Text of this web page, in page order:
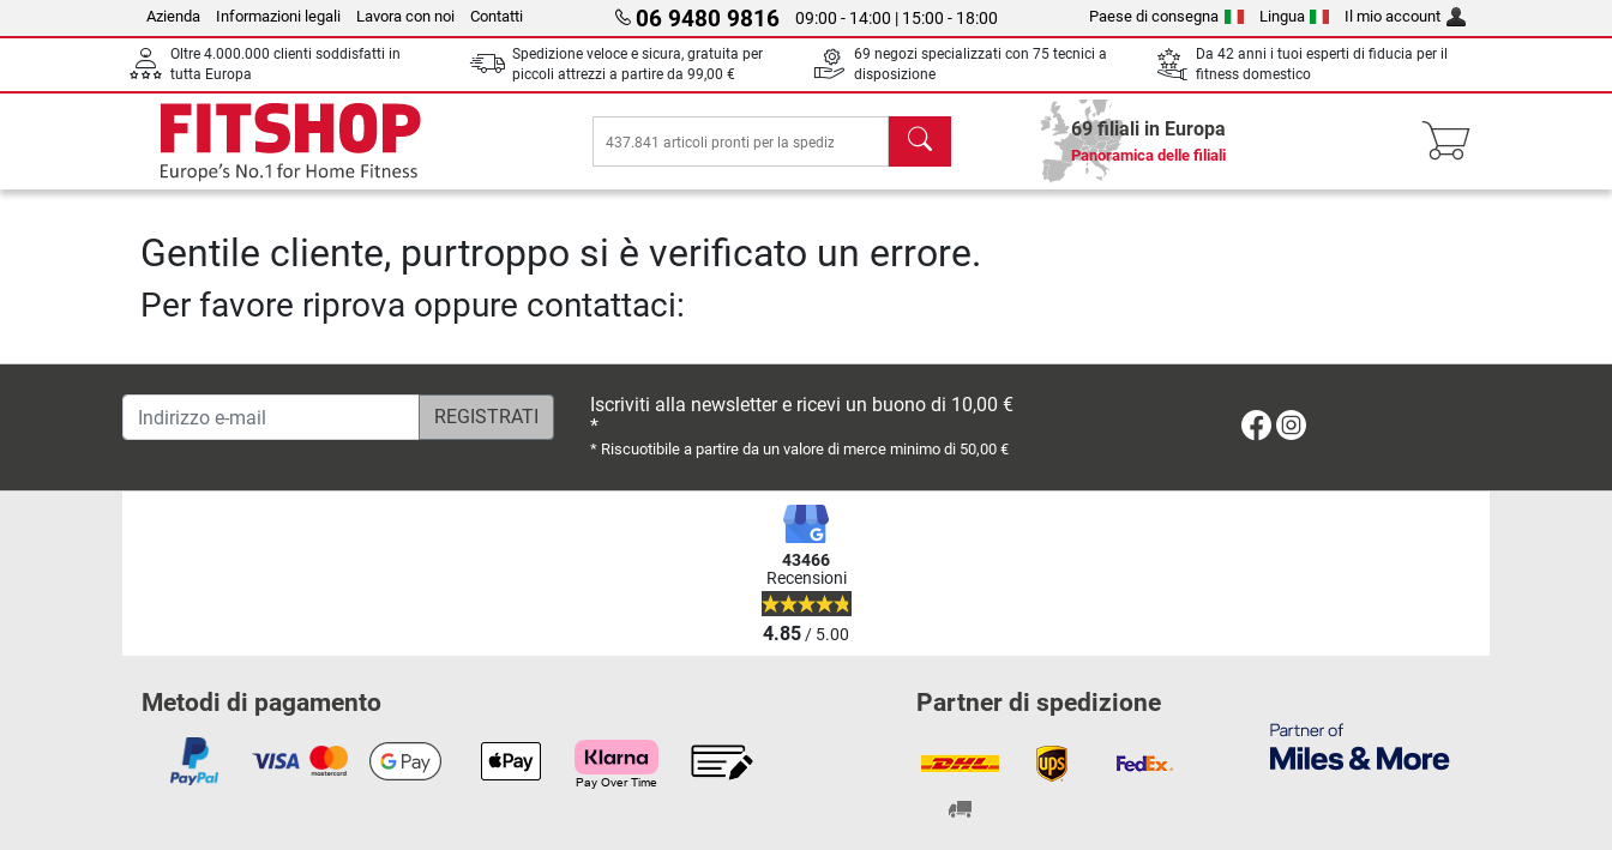
Azienda Informazioni legali Lavora con noi Contatti 06 9480 9816 09:00 - 14:00 | 15:00 - 18:00 Paese di consegna Lingua Il mio account
Oltre 4.000.000 clienti soddisfatti in
tutta Europa
Spedizione veloce e sicura, gratuita per
piccoli attrezzi a partire da 99,00 €
69 negozi specializzati con 75 tecnici a
disposizione
Da 42 anni i tuoi esperti di fiducia per il
fitness domestico
Cerca 69 filiali in Europa
Panoramica delle filiali
Gentile cliente, purtroppo si è verificato un errore.
Per favore riprova oppure contattaci:
Indirizzo e-mail
Iscriviti alla newsletter e ricevi un buono di 10,00 €
*
* Riscuotibile a partire da un valore di merce minimo di 50,00 €
Facebook
43466
Recensioni
4.85/ 5.00
Metodi di pagamento Partner di spedizione